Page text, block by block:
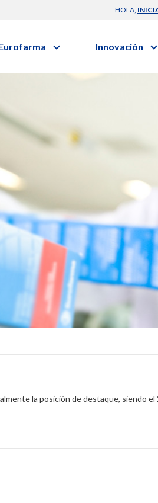
HOLA,
Nosotros
de Visitas
Innovación
Nuevos Negocios
Investigación y
Profesionales de
Gobierno
Informe de
Balance
la posición de destaque, siendo el